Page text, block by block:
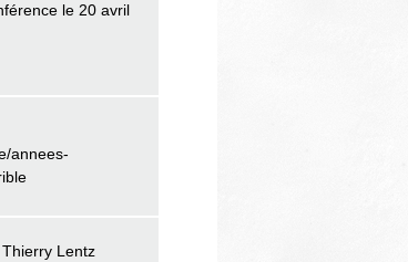
le 20 avril
annees-
Lentz